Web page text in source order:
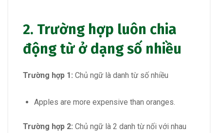
2. Trường hợp luôn chia
động từ ở dạng số nhiều
Trường hợp 1: Chủ ngữ là danh từ số nhiều
Apples are more expensive than oranges.
Trường hợp 2: Chủ ngữ là 2 danh từ nối với nhau